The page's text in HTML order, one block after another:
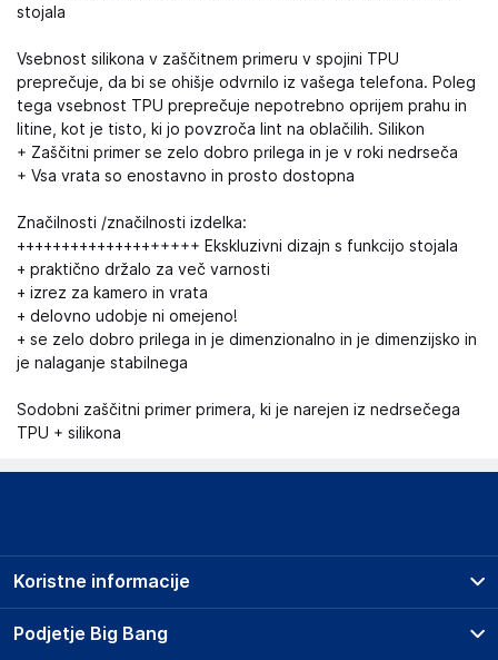
stojala
Vsebnost silikona v zaščitnem primeru v spojini TPU
preprečuje, da bi se ohišje odvrnilo iz vašega telefona. Poleg
tega vsebnost TPU preprečuje nepotrebno oprijem prahu in
litine, kot je tisto, ki jo povzroča lint na oblačilih. Silikon
+ Zaščitni primer se zelo dobro prilega in je v roki nedrseča
+ Vsa vrata so enostavno in prosto dostopna
Značilnosti /značilnosti izdelka:
++++++++++++++++++++ Ekskluzivni dizajn s funkcijo stojala
+ praktično držalo za več varnosti
+ izrez za kamero in vrata
+ delovno udobje ni omejeno!
+ se zelo dobro prilega in je dimenzionalno in je dimenzijsko in
je nalaganje stabilnega
Sodobni zaščitni primer primera, ki je narejen iz nedrsečega
TPU + silikona
Podjetje Big Bang
Koristne informacije
Prodajna mesta